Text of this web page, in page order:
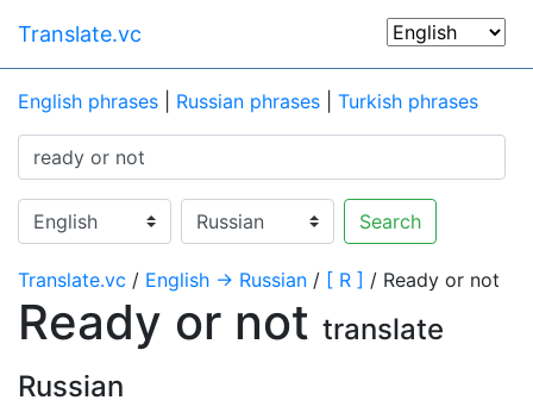
Translate.vc
English phrases Russian phrases Turkish phrases
Search
Translate.vc / English → Russian / [ R ] / Ready or not
Ready or not translate
Russian